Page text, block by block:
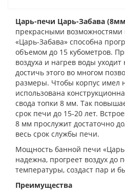
Царь-печи Царь-Забава
прекрасными возможностями
«Царь-Забава» способна
объемом до 15 кубометров.
воздуха и нагрев воды
достичь этого во многом
размеры. Чтобы корпус имел
использована
свода топки 8 мм. Так
срок печи до 15-20 лет.
8 мм прослужит достаточно
весь срок службы печи.
Мощность банной печи
надежна, прогреет воздух до
температуры, создаст пар и
Преимущества